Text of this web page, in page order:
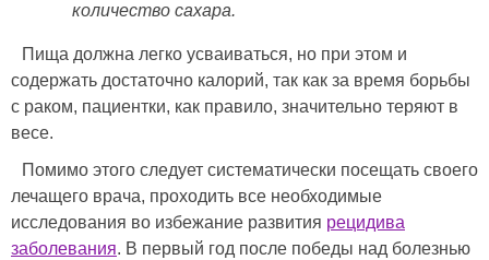
количество сахара.
Пища должна легко усваиваться, но при этом и
содержать достаточно калорий, так как за время борьбы
с раком, пациентки, как правило, значительно теряют в
весе.
Помимо этого следует систематически посещать своего
лечащего врача, проходить все необходимые
исследования во избежание развития рецидива
заболевания. В первый год после победы над болезнью